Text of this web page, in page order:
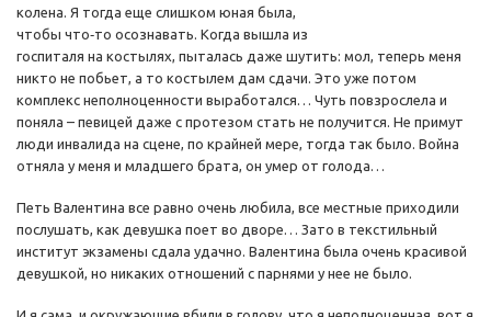
колена. Я тогда еще слишком юная была,
чтобы что‑то осознавать. Когда вышла из
госпиталя на костылях, пыталась даже шутить: мол, теперь меня
никто не побьет, а то костылем дам сдачи. Это уже потом
комплекс неполноценности выработался… Чуть повзрослела и
поняла – певицей даже с протезом стать не получится. Не примут
люди инвалида на сцене, по крайней мере, тогда так было. Война
отняла у меня и младшего брата, он умер от голода…
Петь Валентина все равно очень любила, все местные приходили
послушать, как девушка поет во дворе… Зато в текстильный
институт экзамены сдала удачно. Валентина была очень красивой
девушкой, но никаких отношений с парнями у нее не было.